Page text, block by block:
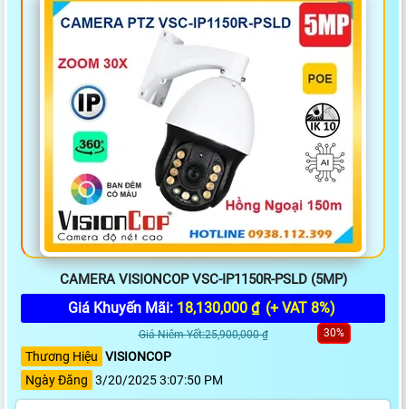
CAMERA VISIONCOP VSC-IP1150R-PSLD (5MP)
Giá Khuyến Mãi: 18,130,000 ₫ (+ VAT 8%)
Giá Niêm Yết:25,900,000 ₫ 30%
Thương Hiệu VISIONCOP
Ngày Đăng 3/20/2025 3:07:50 PM